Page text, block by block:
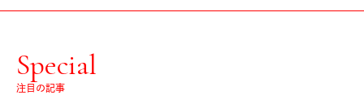
Special
注目の記事